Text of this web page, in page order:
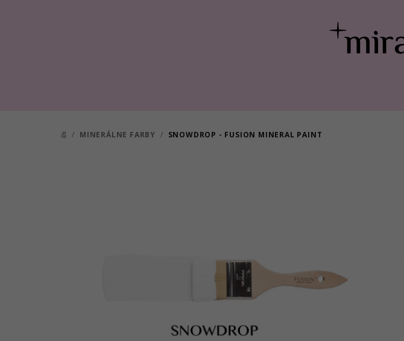
DOMOV
/ MINERÁLNE FARBY / SNOWDROP - FUSION MINERAL PAINT